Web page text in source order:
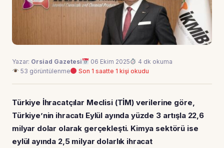
Yazar: Orsiad Gazetesi 06 Ekim 2025
4 dk okuma
53 görüntülenme
Son 1 saatte 1 kişi okudu
Türkiye İhracatçılar Meclisi (TİM) verilerine göre,
Türkiye’nin ihracatı Eylül ayında yüzde 3 artışla 22,6
milyar dolar olarak gerçekleşti. Kimya sektörü ise
eylül ayında 2,5 milyar dolarlık ihracat